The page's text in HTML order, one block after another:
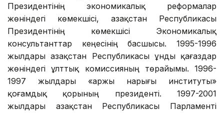
Президентінің экономикалық реформалар
жөніндегі көмекшісі, Қазақстан Республикасы
Президентінің көмекшісі Экономикалық
консультанттар кеңесінің басшысы. 1995-1996
жылдары Қазақстан Республикасы Құнды қағаздар
жөніндегі ұлттық комиссияның төрайымы. 1996-
1997 жылдары «Қаржы нарығы институты»
қоғамдық қорының президенті. 1997-2001
жылдары Қазақстан Республикасы Парламенті